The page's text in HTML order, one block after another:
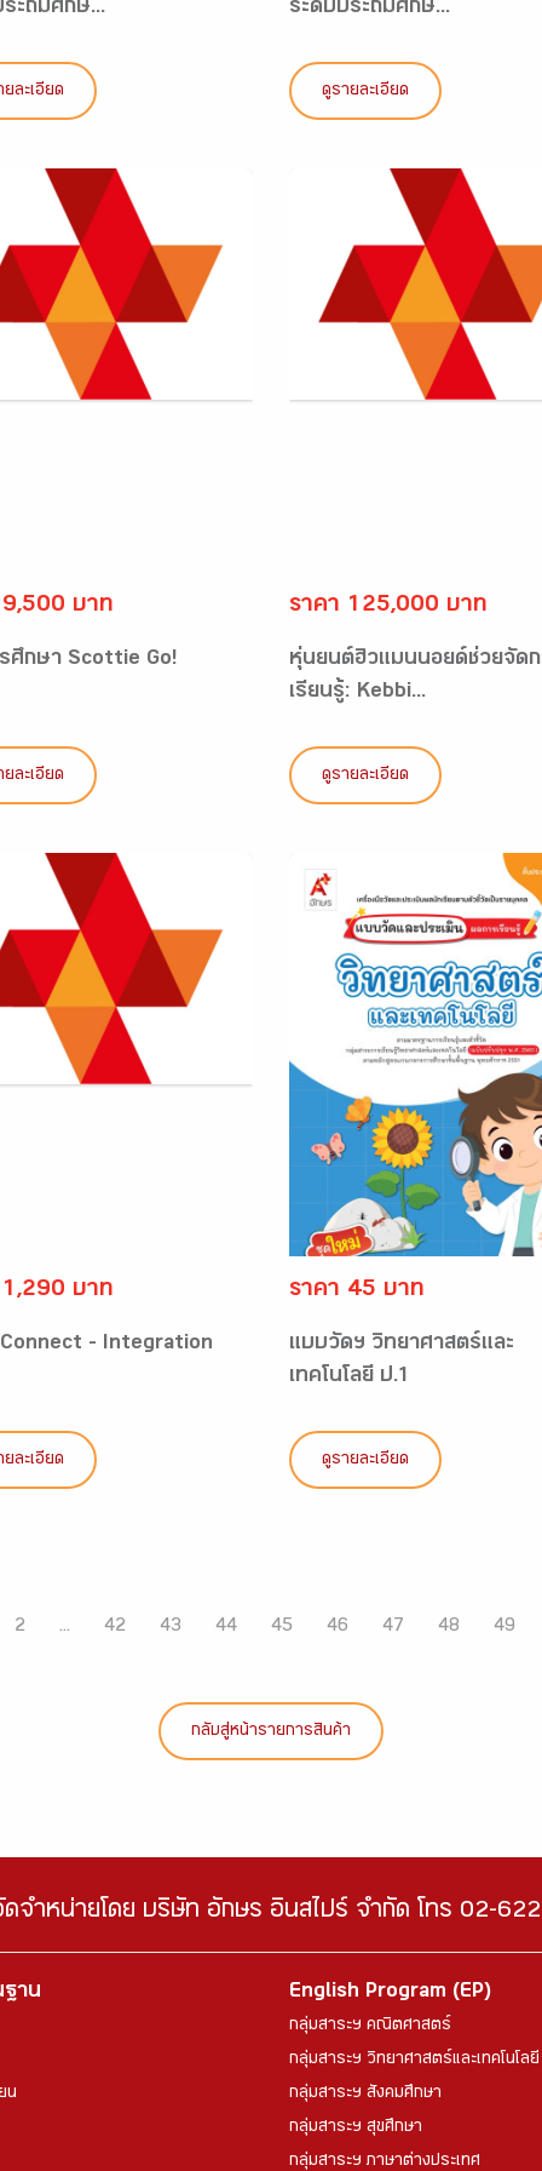
ระถมศึกษ...
ยละเอียด
ระดับประถมศึกษ...
ดูรายละเอียด
9,500 บาท
รศึกษา Scottie Go!
ยละเอียด
ราคา 125,000 บาท
หุ่นยนต์ฮิวแมนนอยด์ช่วยจัดก
เรียนรู้: Kebbi...
ดูรายละเอียด
1,290 บาท
- Integration
ยละเอียด
ราคา 45 บาท
แบบวัดฯ วิทยาศาสตร์และ
เทคโนโลยี ป.1
ดูรายละเอียด
2 ... 42 43 44 45 46 47 48 49
กลับสู่หน้ารายการสินค้า
จำหน่ายโดย บริษัท อักษร อินสไปร์ จำกัด โทร 02-
าน
น
English Program (EP)
กลุ่มสาระฯ คณิตศาสตร์
กลุ่มสาระฯ วิทยาศาสตร์และเทคโนโลยี
กลุ่มสาระฯ สังคมศึกษา
กลุ่มสาระฯ สุขศึกษา
กลุ่มสาระฯ ภาษาต่างประเทศ